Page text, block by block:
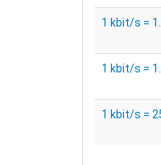
1 kbit/s =
1 kbit/s =
1 kbit/s =